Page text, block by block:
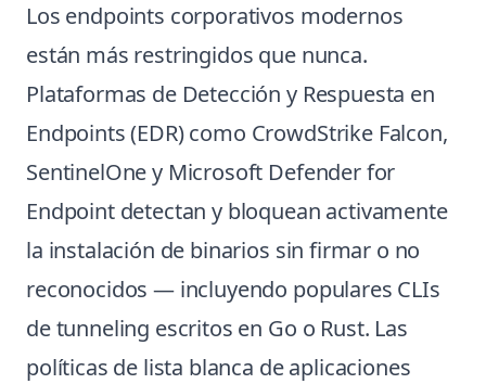
Los endpoints corporativos modernos
están más restringidos que nunca.
Plataformas de Detección y Respuesta en
Endpoints (EDR) como CrowdStrike Falcon,
SentinelOne y Microsoft Defender for
Endpoint detectan y bloquean activamente
la instalación de binarios sin firmar o no
reconocidos — incluyendo populares CLIs
de tunneling escritos en Go o Rust. Las
políticas de lista blanca de aplicaciones